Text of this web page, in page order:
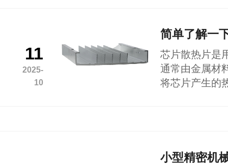
11
2025-
10
简单了解一
芯片散热片是
通常由金属材
将芯片产生的
小型精密机